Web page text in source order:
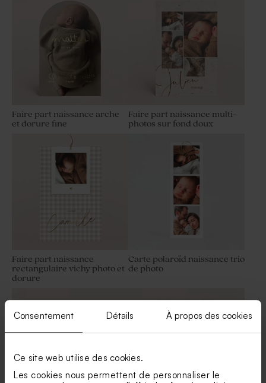
Consentement Détails À propos des cookies
Ce site web utilise des cookies.
Les cookies nous permettent de personnaliser le
baptême rond velours
eucalyptus
vert 1 kg (± 240 ex)
rond eucalyptus 750 gr (±
couleur marbré vert 1 kg (±
Faire part naissance arche
et dorure fine
Faire part naissance multi-
photos sur fond doux
Faire part naissance
rectangulaire vichy photo et
dorure
Carte polaroïd naissance trio
de photo